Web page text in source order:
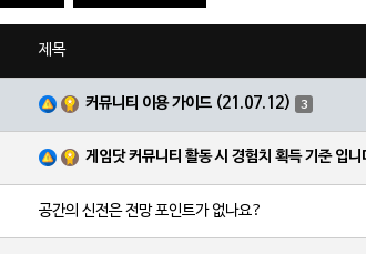
제목
커뮤니티 이용 가이드 (21.07.12) 3
게임닷 커뮤니티 활동 시 경험치 획득 기준 입니
공간의 신전은 전망 포인트가 없나요?